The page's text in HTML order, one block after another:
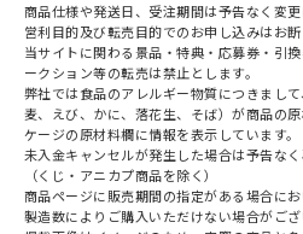
商品仕様や発送日、受注期間は予告なく変更
営利目的及び転売目的でのお申し込みはお断
当サイトに関わる景品・特典・応募券・引
ークション等の転売は禁止とします。
弊社では食品のアレルギー物質につきまし
麦、えび、かに、落花生、そば）が商品の
ケージの原材料欄に情報を表示しています。
未入金キャンセルが発生した場合は予告なく
（くじ・アニカプ商品を除く）
商品ページに販売期間の指定がある場合に
製造数によりご購入いただけない場合がござ